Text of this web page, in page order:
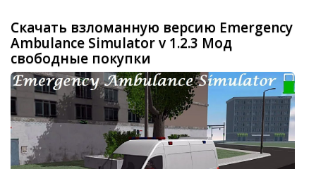
Скачать взломанную версию Emergency
Ambulance Simulator v 1.2.3 Мод
свободные покупки